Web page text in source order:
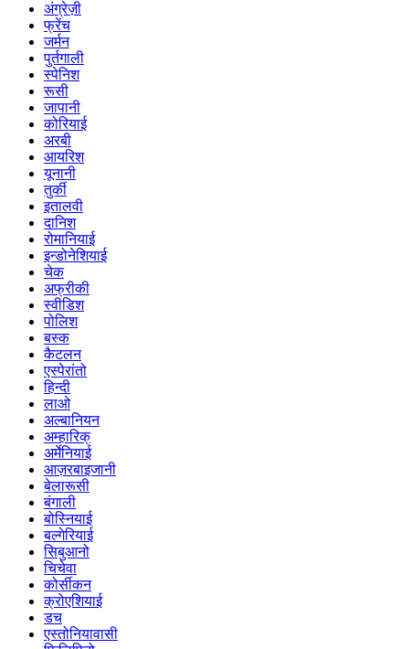
अंग्रेज़ी
फ्रेंच
जर्मन
पुर्तगाली
स्पेनिश
रूसी
जापानी
कोरियाई
अरबी
आयरिश
यूनानी
तुर्की
इतालवी
दानिश
रोमानियाई
इन्डोनेशियाई
चेक
अफ्रीकी
स्वीडिश
पोलिश
बस्क
कैटलन
एस्पेरांतो
हिन्दी
लाओ
अल्बानियन
अम्हारिक्
अर्मेनियाई
आज़रबाइजानी
बेलारूसी
बंगाली
बोस्नियाई
बल्गेरियाई
सिबुआनो
चिचेवा
कोर्सीकन
क्रोएशियाई
डच
एस्तोनियावासी